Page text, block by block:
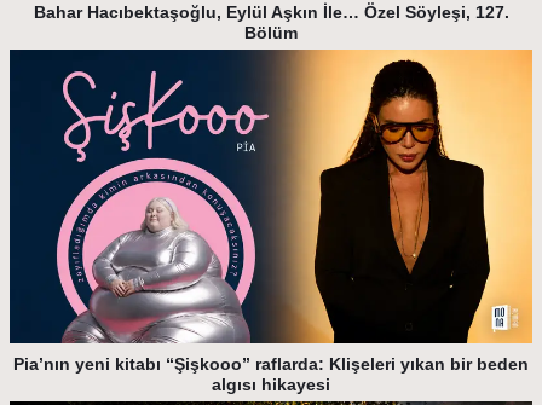
Bahar Hacıbektaşoğlu, Eylül Aşkın İle… Özel Söyleşi, 127.
Bölüm
Pia’nın yeni kitabı “Şişkooo” raflarda: Klişeleri yıkan bir beden
algısı hikayesi